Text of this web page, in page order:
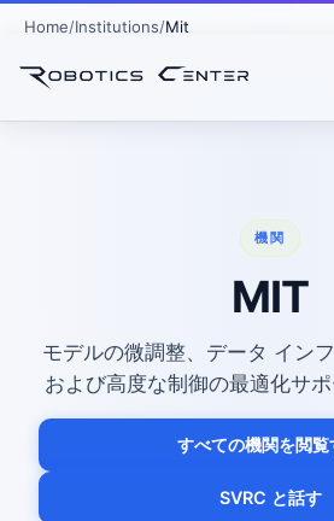
Home Institutions Mit
機関
MIT
モデルの微調整、データ イン
および高度な制御の最適化サポ
すべての機関を閲覧
SVRC と話す